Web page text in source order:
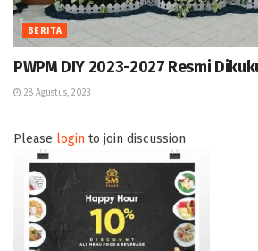
BERITA
PWPM DIY 2023-2027 Resmi
28 Agustus, 2023
Please login to join discussion